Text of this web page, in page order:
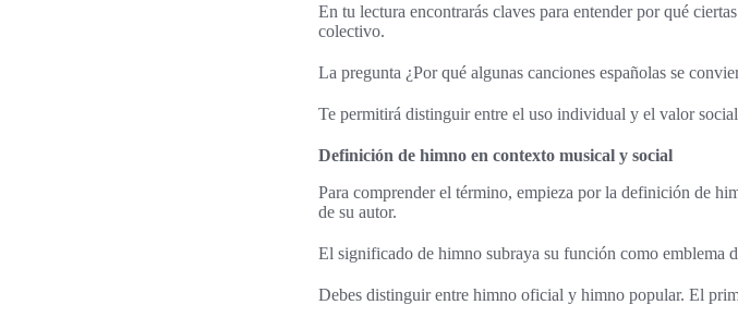
En tu lectura encontrarás claves para entender por qué
colectivo.
La pregunta ¿Por qué algunas canciones españolas se
Te permitirá distinguir entre el uso individual y el valor
Definición de himno en contexto musical y social
Para comprender el término, empieza por la definición de
de su autor.
El significado de himno subraya su función como emblema
Debes distinguir entre himno oficial y himno popular. El